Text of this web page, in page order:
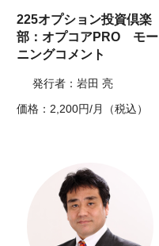
225オプション投資倶楽
部：オプコアPRO モー
ニングコメント
発行者：岩田 亮
価格：2,200円/月（税込）